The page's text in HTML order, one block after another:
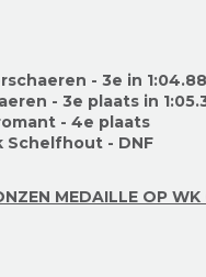
- 3e in
- 3e plaats in
- 4e plaats
Schelfhout - DNF
MEDAILLE OP